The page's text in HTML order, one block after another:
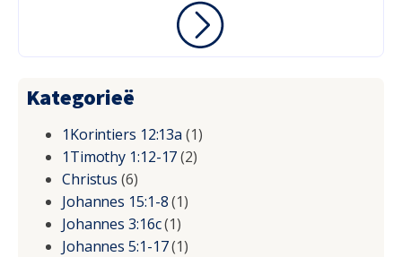
Kategorieë
1Korintiers 12:13a (1)
1Timothy 1:12-17(2)
Christus (6)
Johannes 15:1-8(1)
Johannes 3:16c(1)
Johannes 5:1-17(1)